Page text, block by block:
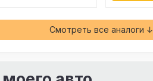
Смотреть все аналоги ↓